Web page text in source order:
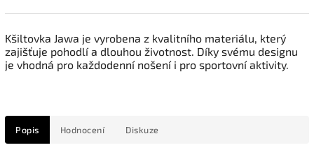
Kšiltovka Jawa je vyrobena z kvalitního materiálu, který
zajišťuje pohodlí a dlouhou životnost. Díky svému designu
je vhodná pro každodenní nošení i pro sportovní aktivity.
Popis Hodnocení Diskuze